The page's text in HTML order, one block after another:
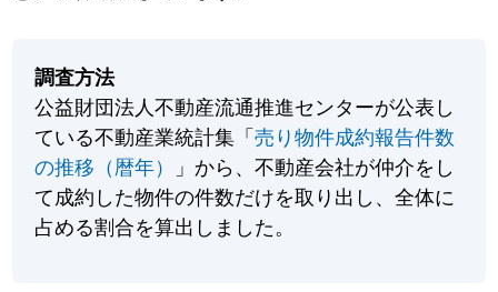
調査方法
公益財団法人不動産流通推進センターが公表し
ている不動産業統計集「売り物件成約報告件数
の推移（暦年）
」から、不動産会社が仲介をし
て成約した物件の件数だけを取り出し、全体に
占める割合を算出しました。